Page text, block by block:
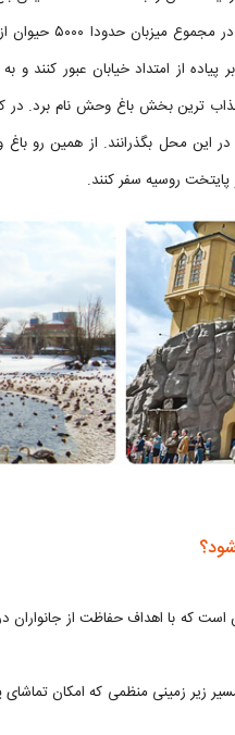
پیاده از امتداد خیابان عبور
جذاب ترین بخش باغ وحش نام
این محل بگذرانند. از همین رو
روسیه سفر کنند.
با اهداف حفاظت از جانواران در
زیر زمینی منظمی که امکان تماشای